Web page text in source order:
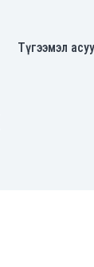
Түгээмэл